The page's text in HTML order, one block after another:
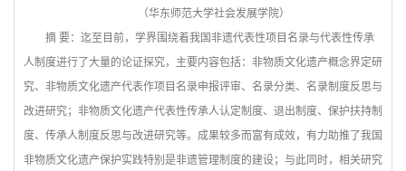
（华东师范大学社会发展学院）
摘 要：迄至目前，学界围绕着我国非遗代表性项目名录与代表性传承
人制度进行了大量的论证探究，主要内容包括：非物质文化遗产概念界定研
究、非物质文化遗产代表作项目名录申报评审、名录分类、名录制度反思与
改进研究；非物质文化遗产代表性传承人认定制度、退出制度、保护扶持制
度、传承人制度反思与改进研究等。成果较多而富有成效，有力助推了我国
非物质文化遗产保护实践特别是非遗管理制度的建设；与此同时，相关研究